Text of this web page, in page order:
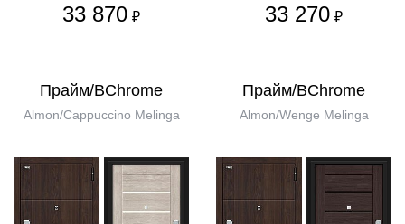
33 870 ₽ 33 270 ₽
Прайм/BChrome
Almon/Cappuccino Melinga
Прайм/BChrome
Almon/Wenge Melinga